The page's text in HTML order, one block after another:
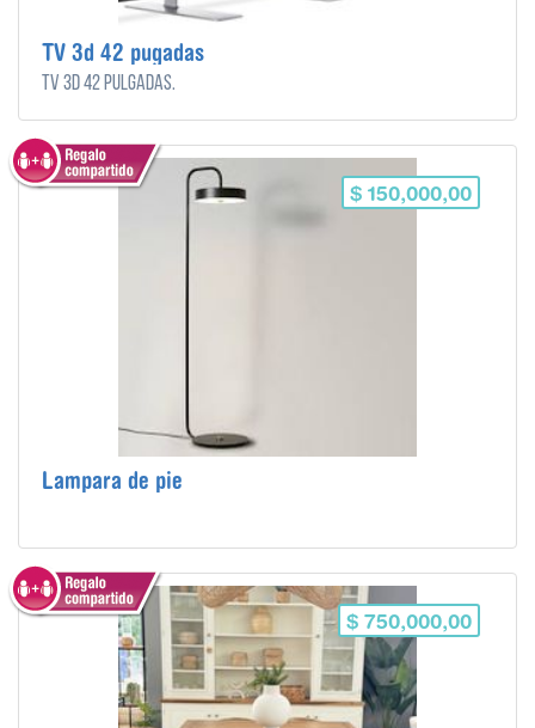
TV 3d 42 pugadas
TV 3d 42 pulgadas.
$ 150,000,00
Lampara de pie
$ 750,000,00